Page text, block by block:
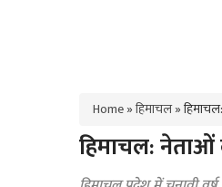
Home»हिमाचल»
हिमाचल: नेताओं